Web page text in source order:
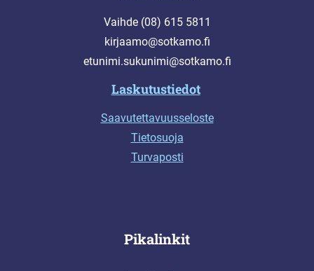
Vaihde (08) 615 5811
kirjaamo@sotkamo.fi
etunimi.sukunimi@sotkamo.fi
Laskutustiedot
Saavutettavuusseloste
Tietosuoja
Turvaposti
Pikalinkit